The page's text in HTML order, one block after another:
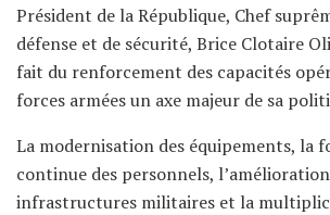
Président de la République, Chef
défense et de sécurité, Brice Clotaire
fait du renforcement des capacités
forces armées un axe majeur de sa
La modernisation des équipements, la
continue des personnels,
infrastructures militaires et la